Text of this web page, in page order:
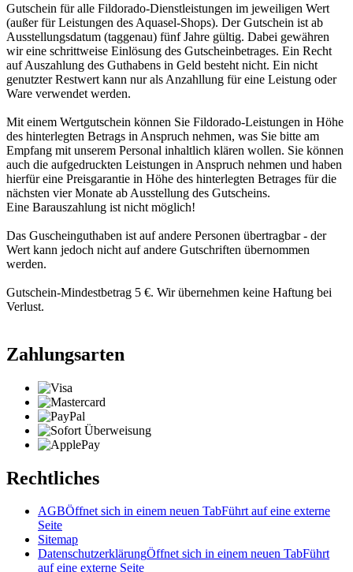
Gutschein für alle Fildorado-Dienstleistungen im jeweiligen Wert
(außer für Leistungen des Aquasel-Shops). Der Gutschein ist ab
Ausstellungsdatum (taggenau) fünf Jahre gültig. Dabei gewähren
wir eine schrittweise Einlösung des Gutscheinbetrages. Ein Recht
auf Auszahlung des Guthabens in Geld besteht nicht. Ein nicht
genutzter Restwert kann nur als Anzahllung für eine Leistung oder
Ware verwendet werden.
Mit einem Wertgutschein können Sie Fildorado-Leistungen in Höhe
des hinterlegten Betrags in Anspruch nehmen, was Sie bitte am
Empfang mit unserem Personal inhaltlich klären wollen. Sie können
auch die aufgedruckten Leistungen in Anspruch nehmen und haben
hierfür eine Preisgarantie in Höhe des hinterlegten Betrages für die
nächsten vier Monate ab Ausstellung des Gutscheins.
Eine Barauszahlung ist nicht möglich!
Das Guscheinguthaben ist auf andere Personen übertragbar - der
Wert kann jedoch nicht auf andere Gutschriften übernommen
werden.
Gutschein-Mindestbetrag 5 €. Wir übernehmen keine Haftung bei
Verlust.
Zahlungsarten
Rechtliches
AGBÖffnet sich in einem neuen TabFührt auf eine externe
Seite
Sitemap
DatenschutzerklärungÖffnet sich in einem neuen TabFührt
auf eine externe Seite